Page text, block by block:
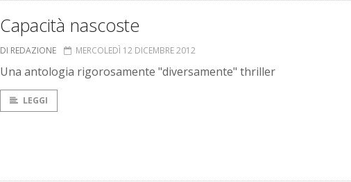
Capacità nascoste
DI REDAZIONE MERCOLEDÌ 12 DICEMBRE 2012
Una antologia rigorosamente "diversamente" thriller
LEGGI